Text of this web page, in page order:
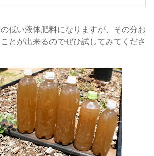
低い液体肥料になりますが、その分お
とが出来るのでぜひ試してみてくださ